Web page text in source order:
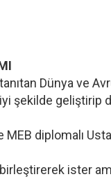
tanıtan Dünya
iyi şekilde
diplomalı
birleştirerek ister